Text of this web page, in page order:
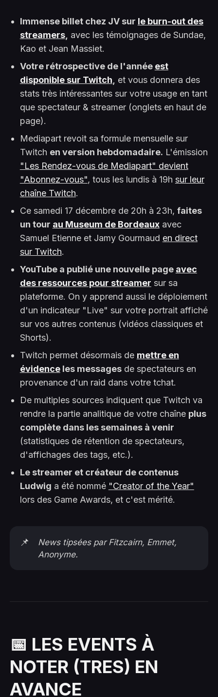
Immense billet chez JV sur le burn-out des
streamers, avec les témoignages de Sundae,
Kao et Jean Massiet.
Votre rétrospective de l'année est
disponible sur Twitch
et vous donnera des
stats très intéressantes sur votre usage en tant
que spectateur & streamer (onglets en haut de
page).
Mediapart revoit sa formule mensuelle sur
Twitch en version hebdomadaire. L'émission
"Les Rendez-vous de Mediapart" devient
"Abonnez-vous", tous les lundis à 19h sur leur
chaîne Twitch.
Ce samedi 17 décembre de 20h à 23h, faites
un tour au Museum de Bordeauxavec
Samuel Etienne et Jamy Gourmaud en direct
sur Twitch.
YouTube a publié une nouvelle page avec
des ressources pour streamer sur sa
plateforme. On y apprend aussi le déploiement
d'un indicateur "Live" sur votre portrait affiché
sur vos autres contenus (vidéos classiques et
Shorts).
Twitch permet désormais de mettre en
évidenceles messagesde spectateurs en
provenance d'un raid dans votre tchat.
De multiples sources indiquent que Twitch va
rendre la partie analitique de votre chaîne plus
complète dans les semaines à venir
(statistiques de rétention de spectateurs,
d'affichages des tags, etc.).
Le streamer et créateur de contenus
Ludwig a été nommé "Creator of the Year"
lors des Game Awards, et c'est mérité.
📌 News tipséespar Fitzcairn, Emmet,
Anonyme.
📅 LES EVENTS À
NOTER (TRES) EN
AVANCE